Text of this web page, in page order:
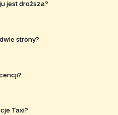
jest droższa?
strony?
Taxi?